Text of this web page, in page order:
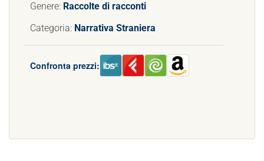
Genere: Raccolte di racconti
Categoria: Narrativa Straniera
Confronta prezzi: